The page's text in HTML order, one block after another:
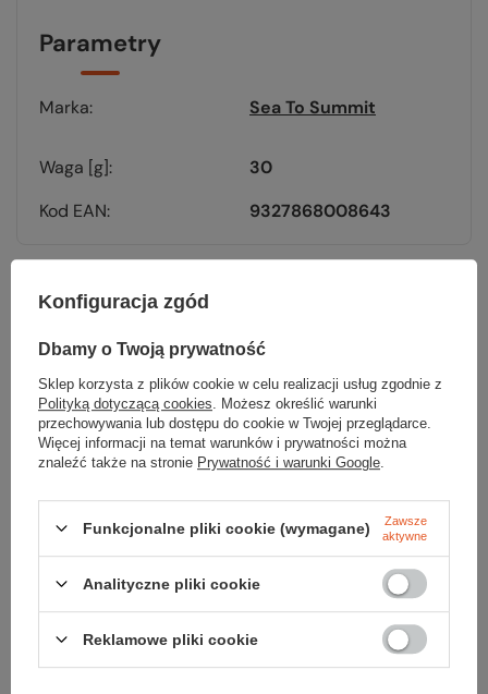
Parametry
Marka Sea To Summit
Waga [g]
30
Kod EAN
9327868008643
Sprawdź
czy masz wszystko
TWOJA LISTA SPRZĘTOWA
Gwarancja
Konfiguracja zgód
Dbamy o Twoją prywatność
Sklep korzysta z plików cookie w celu realizacji usług zgodnie z
Polityką dotyczącą cookies . Możesz określić warunki
przechowywania lub dostępu do cookie w Twojej przeglądarce.
Więcej informacji na temat warunków i prywatności można
znaleźć także na stronie Prywatność i warunki Google
Funkcjonalne pliki cookie (wymagane)
Zawsze
aktywne
Analityczne pliki cookie
Reklamowe pliki cookie